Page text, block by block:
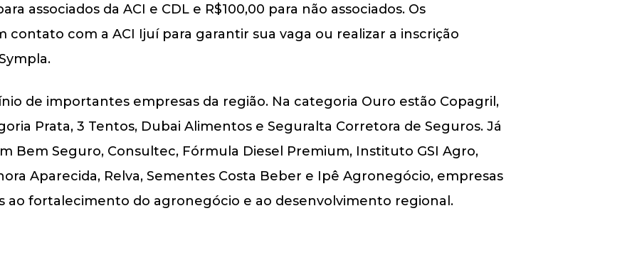
associados da ACI e CDL e R$100,00 para não associados. Os
com a ACI Ijuí para garantir sua vaga ou realizar a inscrição
de importantes empresas da região. Na categoria Ouro estão Copagril,
Prata, 3 Tentos, Dubai Alimentos e Seguralta Corretora de Seguros. Já
Bem Seguro, Consultec, Fórmula Diesel Premium, Instituto GSI Agro,
Aparecida, Relva, Sementes Costa Beber e Ipê Agronegócio, empresas
ao fortalecimento do agronegócio e ao desenvolvimento regional.